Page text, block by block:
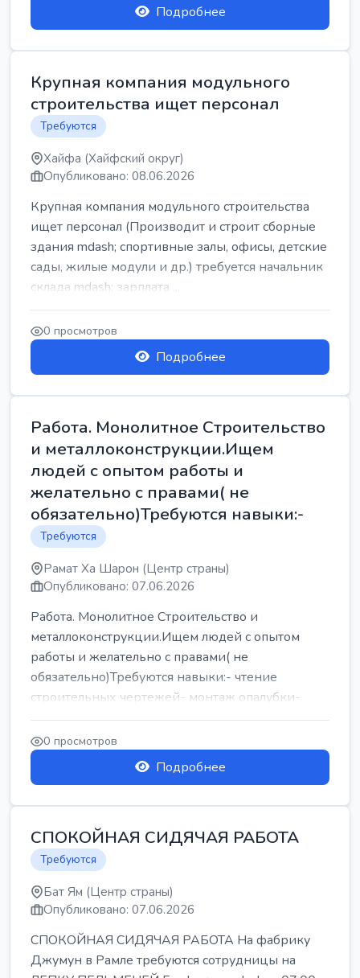
Подробнее
Крупная компания модульного
строительства ищет персонал
Требуются
Хайфа (Хайфский округ)
Опубликовано: 08.06.2026
Крупная компания модульного строительства
ищет персонал (Производит и строит сборные
здания mdash; спортивные залы, офисы, детские
сады, жилые модули и др.) требуется начальник
склада mdash; зарплата ...
0 просмотров
Подробнее
Работа. Монолитное Строительство
и металлоконструкции.Ищем
людей с опытом работы и
желательно с правами( не
обязательно)Требуются навыки:-
Требуются
Рамат Ха Шарон (Центр страны)
Опубликовано: 07.06.2026
Работа. Монолитное Строительство и
металлоконструкции.Ищем людей с опытом
работы и желательно с правами( не
обязательно)Требуются навыки:- чтение
строительных чертежей- монтаж опалубки-
армокаркасыОпл...
0 просмотров
Подробнее
СПОКОЙНАЯ СИДЯЧАЯ РАБОТА
Требуются
Бат Ям (Центр страны)
Опубликовано: 07.06.2026
СПОКОЙНАЯ СИДЯЧАЯ РАБОТА На фабрику
Джумун в Рамле требуются сотрудницы на